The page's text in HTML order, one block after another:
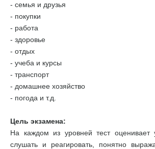
- семья и друзья
- покупки
- работа
- здоровье
- отдых
- учеба и курсы
- транспорт
- домашнее хозяйство
- погода и т.д.
Цель экзамена:
На каждом из уровней тест оценивает
слушать и реагировать, понятно